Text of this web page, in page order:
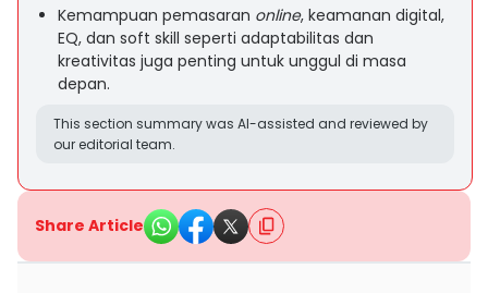
Kemampuan pemasaran online, keamanan digital,
EQ, dan soft skill seperti adaptabilitas dan
kreativitas juga penting untuk unggul di masa
depan.
This section summary was AI-assisted and reviewed by
our editorial team.
Share Article